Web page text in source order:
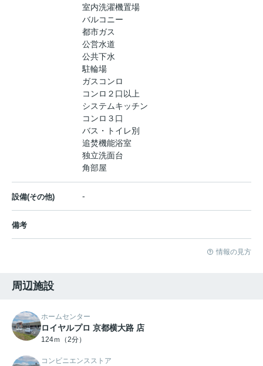
室内洗濯機置場
バルコニー
都市ガス
公営水道
公共下水
駐輪場
ガスコンロ
コンロ２口以上
システムキッチン
コンロ３口
バス・トイレ別
追焚機能浴室
独立洗面台
角部屋
設備(その他) -
備考
情報の見方
周辺施設
ホームセンター
ロイヤルプロ 京都横大路 店
124ｍ（2分）
コンビニエンスストア